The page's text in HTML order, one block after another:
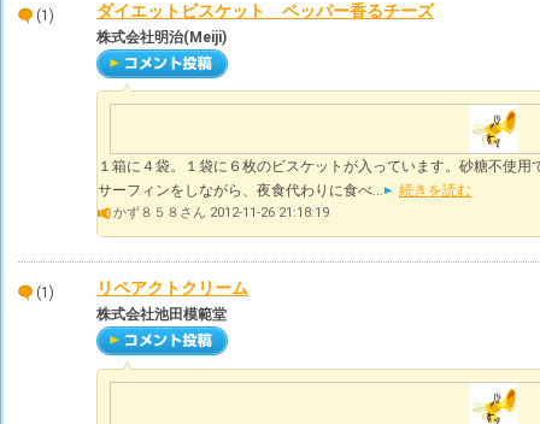
(1) ダイエットビスケット ペッパー香るチーズ
株式会社明治(Meiji)
１箱に４袋。１袋に６枚のビスケットが入っています。砂糖不使
サーフィンをしながら、夜食代わりに食べ...
続きを読む
かず８５８さん 2012-11-26 21:18:19
(1) リペアクトクリーム
株式会社池田模範堂